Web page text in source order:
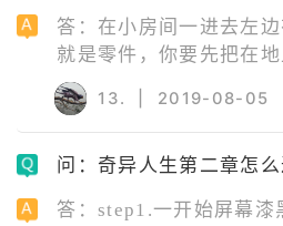
答：在小房间一进去左
就是零件，你要先把在
去，再将洗衣机打开，
了
13. 2019-08-05
问：奇异人生第二章怎么
答：step1.一开始屏幕漆